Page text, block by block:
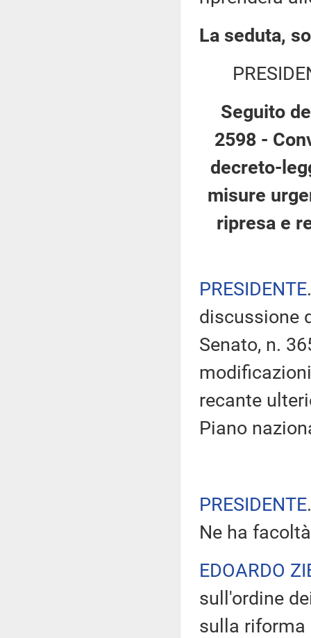
La seduta,
Seguito
2598 -
decreto-
misure
ripresa e
PRESIDENTE
discussione
Senato, n.
recante
Piano
PRESIDENTE
Ne ha
EDOARDO
sull'ordine
sulla riforma